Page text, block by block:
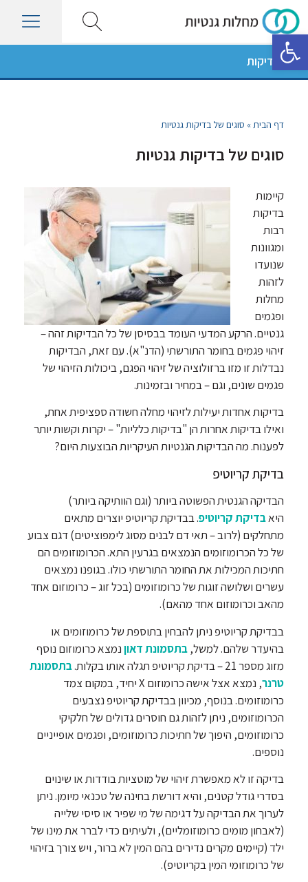
פתח סרגל נגישות
סוגי בדיקות
דף הבית» סוגים של בדיקות גנטיות
סוגים של בדיקות גנטיות
קיימות
בדיקות
רבות
ומגוונות
שנועדו
לזהות
מחלות
ופגמים
גנטיים. הרקע המדעי העומד בבסיסן של כל הבדיקות זהה –
זיהוי פגמים בחומר התורשתי (הדנ"א). עם זאת, הבדיקות
נבדלות זו מזו ברזולוציה של זיהוי הפגם, ביכולות הזיהוי של
פגמים שונים, וגם – במחיר ובזמינות.
בדיקות אחדות יעילות לזיהוי מחלה חשודה ספציפית אחת,
ואילו בדיקות אחרות הן "בדיקות כלליות" – יקרות וקשות יותר
לפענוח. מה הבדיקות הגנטיות העיקריות הבוצעות היום?
בדיקת קריוטיפ
הבדיקה הגנטית הפשוטה ביותר (וגם הוותיקה ביותר)
היאבדיקת קריוטיפ. בבדיקת קריוטיפ יוצרים מתאים
מתחלקים (לרוב – תאי דם לבנים מסוג לימפוציטים) דגם צבוע
של כל הכרומוזומים הנמצאים בגרעין התא. הכרומוזומים הם
חתיכות המכילות את החומר התורשתי כולו. בגופנו נמצאים
עשרים ושלושה זוגות של כרומוזומים (בכל זוג – כרומוזום אחד
מהאב וכרומוזום אחד מהאם).
בבדיקת קריוטיפ ניתן להבחין בתוספת של כרומוזומים או
בהיעדר שלהם. למשל, בתסמונת דאוןנמצא כרומוזום נוסף
מזוג מספר 21 – בדיקת קריוטיפ תגלה אותו בקלות.
בתסמונת
טרנר
, נמצא אצל אישה כרומוזום X יחיד, במקום צמד
כרומוזומים. בנוסף, מכיוון בבדיקת קריוטיפ נצבעים
הכרומוזומים, ניתן לזהות גם חוסרים גדולים של חלקיקי
כרומוזומים, היפוך של חתיכות כרומוזומים, ופגמים אופייניים
נוספים.
בדיקה זו לא מאפשרת זיהוי של מוטציות בודדות או שינוים
בסדרי גודל קטנים, והיא דורשת בחינה של טכנאי מיומן. ניתן
לערוך את הבדיקה על דגימה של מי שפיר או סיסי שלייה
(לאבחון מומים כרומוזומליים), ולעיתים כדי לברר את מינו של
ילד (קיימים מקרים נדירים בהם המין לא ברור, ויש צורך בזיהוי
של כרומוזומי המין בקריוטיפ).